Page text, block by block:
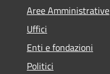
Aree Amministrative
Uffici
Enti e fondazioni
Politici